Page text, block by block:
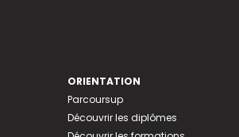
ORIENTATION
Parcoursup
Découvrir les diplômes